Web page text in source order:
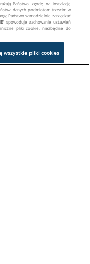
Państwo zgodę na instalację
danych podmiotom trzecim w
Państwo samodzielnie zarządzać
spowoduje zachowanie ustawień
pliki cookie, niezbędne do
wszystkie pliki cookies